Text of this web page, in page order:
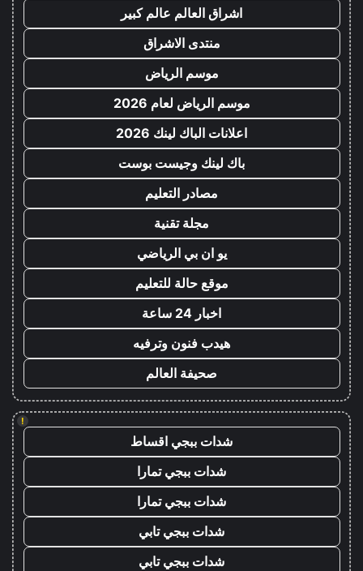
اشراق العالم عالم كبير
منتدى الاشراق
موسم الرياض
موسم الرياض لعام 2026
اعلانات الباك لينك 2026
باك لينك وجيست بوست
مصادر التعليم
مجلة تقنية
يو ان بي الرياضي
موقع حالة للتعليم
اخبار 24 ساعة
هيدب فنون وترفيه
صحيفة العالم
!
شدات ببجي اقساط
شدات ببجي تمارا
شدات ببجي تمارا
شدات ببجي تابي
شدات ببجي تابي